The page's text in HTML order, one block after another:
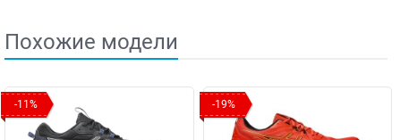
Похожие модели
-11% -19%